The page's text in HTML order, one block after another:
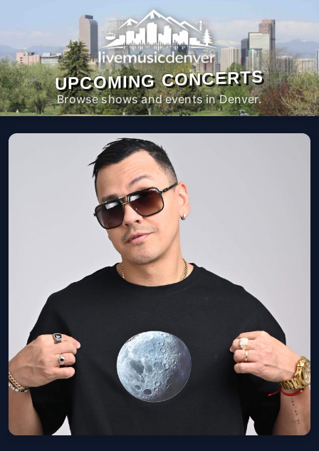
UPCOMING CONCERTS
Browse shows and events in Denver.